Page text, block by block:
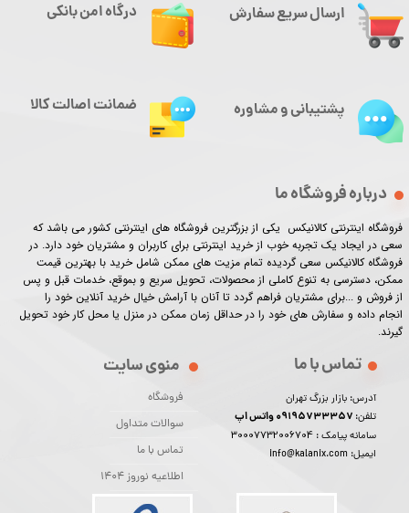
ارسال سریع سفارش
درباره فروشگاه ما
فروشگاه اینترنتی کالانیکس یکی از بزرگترین فروشگاه های اینترنتی کشور می باشد که
سعی در ایجاد یک تجربه خوب از خرید اینترنتی برای کاربران و مشتریان خود دارد. در
فروشگاه کالانیکس سعی گردیده تمام مزیت های ممکن شامل خرید با بهترین قیمت
ممکن، دسترسی به تنوع کاملی از محصولات، تحویل سریع و بموقع، خدمات قبل و پس
از فروش و ...برای مشتریان فراهم گردد تا آنان با آرامش خیال خرید آنلاین خود را
انجام داده و سفارش های خود را در حداقل زمان ممکن در منزل یا محل کار خود تحویل
گیرند.​​​​​​​
منوی سایت
فروشگاه
سوالات متداول
تماس با ما
اطلاعیه نوروز 1404
تماس با ما
آدرس: بازار بزرگ تهران
تلفن:
سامانه پیامک : 30007732006704
ایمیل: info@kalanix.com
درگاه امن بانکی
پشتیبانی و مشاوره ضمانت اصالت کالا